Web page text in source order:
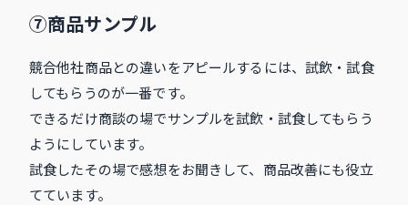
⑦商品サンプル
競合他社商品との違いをアピールするには、試飲・試食
してもらうのが一番です。
できるだけ商談の場でサンプルを試飲・試食してもらう
ようにしています。
試食したその場で感想をお聞きして、商品改善にも役立
てています。